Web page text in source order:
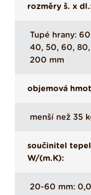
rozměry š. x
Tupé hrany:
40, 50, 60, 80,
200 mm
objemová
menší než 35
součinitel
W/(m.K):
20-60 mm: